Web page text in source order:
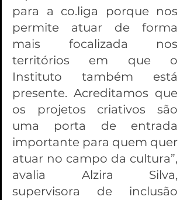
para a co.liga porque nos
permite atuar de forma
mais focalizada nos
territórios em que o
Instituto também está
presente. Acreditamos que
os projetos criativos são
uma porta de entrada
importante para quem quer
atuar no campo da cultura”,
avalia Alzira Silva,
supervisora de inclusão